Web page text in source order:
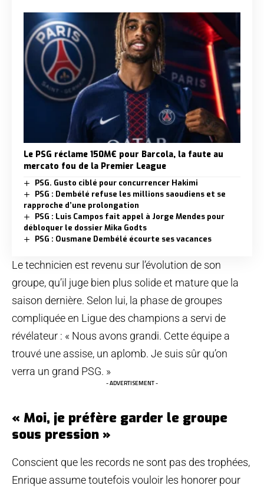
Le PSG réclame 150M€ pour Barcola, la faute au
mercato fou de la Premier League
PSG. Gusto ciblé pour concurrencer Hakimi
PSG : Dembélé refuse les millions saoudiens et se
rapproche d’une prolongation
PSG : Luis Campos fait appel à Jorge Mendes pour
débloquer le dossier Mika Godts
PSG : Ousmane Dembélé écourte ses vacances
Le technicien est revenu sur l’évolution de son
groupe, qu’il juge bien plus solide et mature que la
saison dernière. Selon lui, la phase de groupes
compliquée en Ligue des champions a servi de
révélateur : « Nous avons grandi. Cette équipe a
trouvé une assise, un aplomb. Je suis sûr qu’on
verra un grand PSG. »
- ADVERTISEMENT -
« Moi, je préfère garder le groupe
sous pression »
Conscient que les records ne sont pas des trophées,
Enrique assume toutefois vouloir les honorer pour